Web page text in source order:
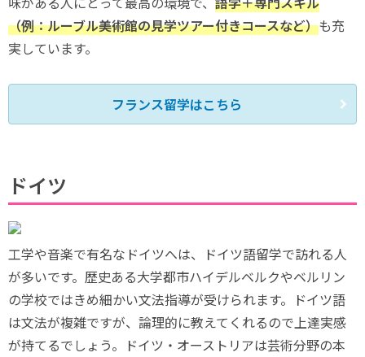
（例：ルーブル美術館の見学ツアー付きコースなど）も充
実しています。
フランス留学はこちら
ドイツ
工学や音楽で有名なドイツへは、ドイツ語留学で訪れる人
が多いです。歴史ある大学都市ハイデルベルクやベルリン
の学校ではきめ細かい文法指導が受けられます。ドイツ語
は文法が複雑ですが、論理的に教えてくれるので上達実感
が持てるでしょう。ドイツ・オーストリアは芸術分野の本